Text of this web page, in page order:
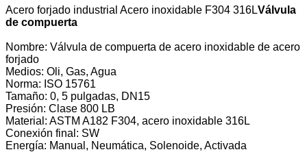
Acero forjado industrial Acero inoxidable F304 316LVálvula
de compuerta
Nombre: Válvula de compuerta de acero inoxidable de acero
forjado
Medios: Oli, Gas, Agua
Norma: ISO 15761
Tamaño: 0, 5 pulgadas, DN15
Presión: Clase 800 LB
Material: ASTM A182 F304, acero inoxidable 316L
Conexión final: SW
Energía: Manual, Neumática, Solenoide, Activada